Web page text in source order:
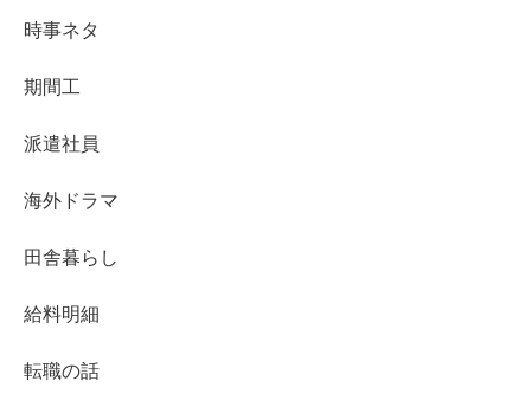
時事ネタ
期間工
派遣社員
海外ドラマ
田舎暮らし
給料明細
転職の話